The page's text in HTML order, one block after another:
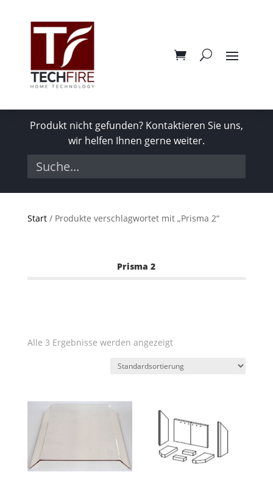
Produkt nicht gefunden? Kontaktieren Sie uns,
wir helfen Ihnen gerne weiter.
Start/ Produkte verschlagwortet mit „Prisma 2“
Prisma 2
Alle 3 Ergebnisse werden angezeigt